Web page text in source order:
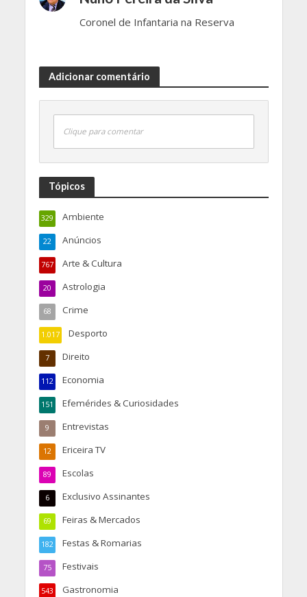
Coronel de Infantaria na Reserva
Adicionar comentário
Clique para comentar
Tópicos
Ambiente
329
Anúncios
22
Arte & Cultura
767
Astrologia
20
Crime
68
Desporto
1.017
Direito
7
Economia
112
Efemérides & Curiosidades
151
Entrevistas
9
Ericeira TV
12
Escolas
89
Exclusivo Assinantes
6
Feiras & Mercados
69
Festas & Romarias
182
Festivais
75
Gastronomia
543